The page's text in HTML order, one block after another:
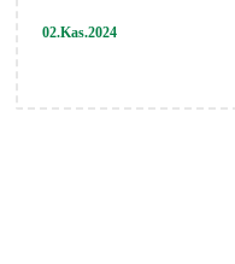
02.Kas.2024